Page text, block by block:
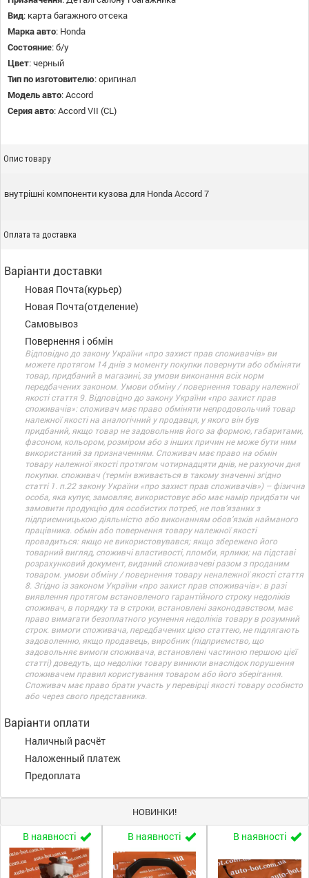
Вид: карта багажного отсека
Марка авто: Honda
Состояние:б/у
Цвет:черный
Тип по изготовителю:оригинал
Модель авто:Accord
Серия авто:Accord VII (CL)
Опис товару
внутрішні компоненти кузова для Honda Accord 7
Оплата та доставка
Варіанти доставки
Новая Почта(курьер)
Новая Почта(отделение)
Самовывоз
Повернення і обмін
Відповідно до закону України «про захист прав споживачів» ви
можете протягом 14 днів з моменту покупки повернути або обміняти
товар, придбаний в магазині, за умови виконання всіх норм
передбачених законом. Умови обміну / повернення товару належної
якості стаття 9. Відповідно до закону України «про захист прав
споживачів»: споживач має право обміняти непродовольчий товар
належної якості на аналогічний у продавця, у якого він був
придбаний, якщо товар не задовольнив його за формою, габаритами,
фасоном, кольором, розміром або з інших причин не може бути ним
використаний за призначенням. Споживач має право на обмін
товару належної якості протягом чотирнадцяти днів, не рахуючи дня
покупки. споживач (термін вживається в такому значенні згідно
статті 1. п.22 закону України «про захист прав споживачів») – фізична
особа, яка купує, замовляє, використовує або має намір придбати чи
замовити продукцію для особистих потреб, не пов’язаних з
підприємницькою діяльністю або виконанням обов’язків найманого
працівника. обмін або повернення товару належної якості
провадиться: якщо не використовувався; якщо збережено його
товарний вигляд, споживчі властивості, пломби, ярлики; на підставі
розрахунковий документ, виданий споживачеві разом з проданим
товаром. умови обміну / повернення товару неналежної якості стаття
8. Згідно із законом України «про захист прав споживачів»: в разі
виявлення протягом встановленого гарантійного строку недоліків
споживач, в порядку та в строки, встановлені законодавством, має
право вимагати безоплатного усунення недоліків товару в розумний
строк. вимоги споживача, передбачених цією статтею, не підлягають
задоволенню, якщо продавець, виробник (підприємство, що
задовольняє вимоги споживача, встановлені частиною першою цієї
статті) доведуть, що недоліки товару виникли внаслідок порушення
споживачем правил користування товаром або його зберігання.
Споживач має право брати участь у перевірці якості товару особисто
або через свого представника.
Варіанти оплати
Наличный расчёт
Наложенный платеж
Предоплата
НОВИНКИ!
В наявності В наявності В наявності